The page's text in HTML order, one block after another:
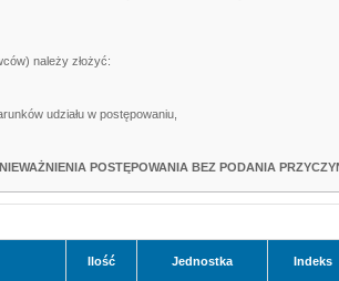
należy złożyć:
udziału w postępowaniu,
POSTĘPOWANIA BEZ PODANIA
Ilość Jednostka Indeks